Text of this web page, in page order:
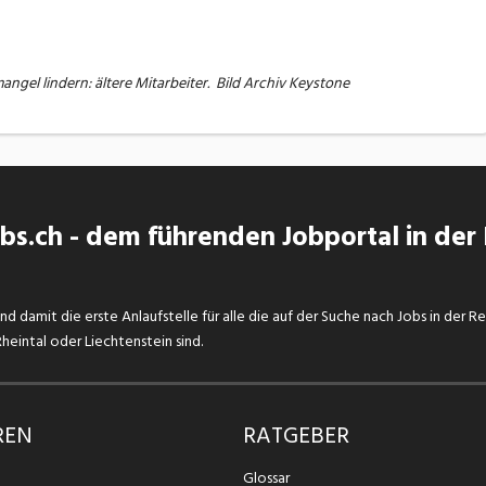
lindern: ältere Mitarbeiter. Bild Archiv Keystone
- dem führenden Jobportal in der
damit die erste Anlaufstelle für alle die auf der Suche nach Jobs in der
oder Liechtenstein sind.
RATGEBER
Glossar